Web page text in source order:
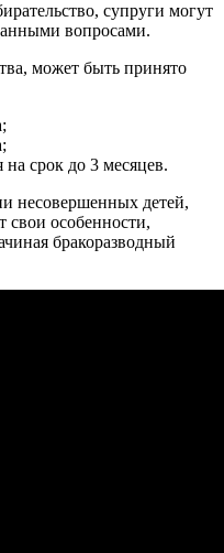
супруги могут
вопросами.
может быть принято
на срок до 3 месяцев.
несовершенных детей,
свои особенности,
бракоразводный